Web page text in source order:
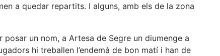
a quedar repartits. I alguns, amb els de la zona
posar un nom, a Artesa de Segre un diumenge a
hi treballen l’endemà de bon matí i han de